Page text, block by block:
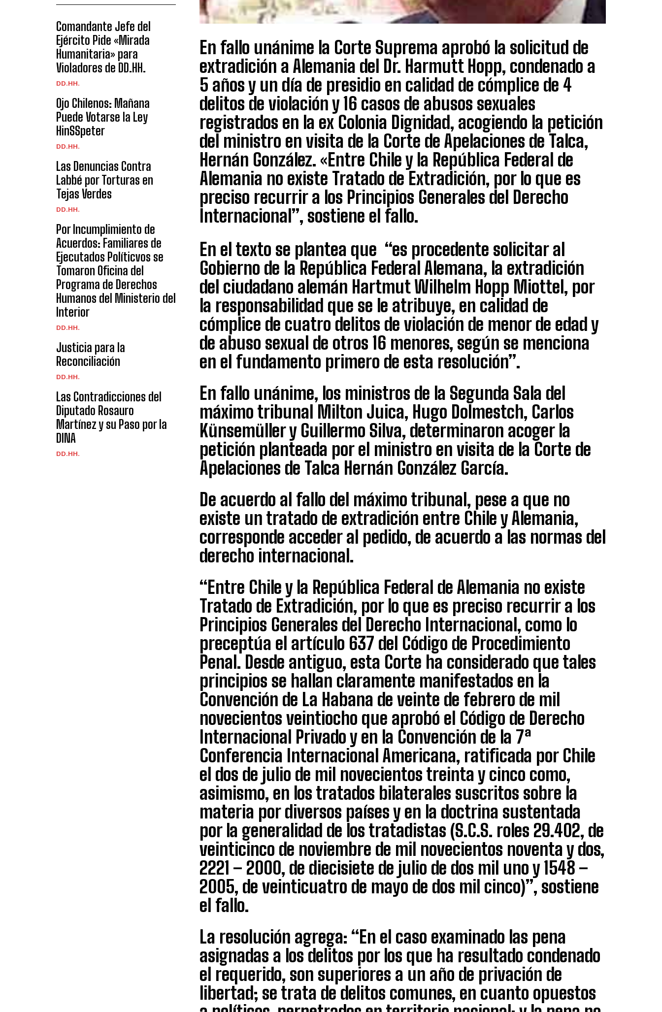
Comandante Jefe del
Ejército Pide «Mirada
Humanitaria» para
Violadores de DD.HH.
DD.HH.
Ojo Chilenos: Mañana
Puede Votarse la Ley
HinSSpeter
DD.HH.
Las Denuncias Contra
Labbé por Torturas en
Tejas Verdes
DD.HH.
Por Incumplimiento de
Acuerdos: Familiares de
Ejecutados Políticvos se
Tomaron Oficina del
Programa de Derechos
Humanos del Ministerio del
Interior
DD.HH.
Justicia para la
Reconciliación
DD.HH.
Las Contradicciones del
Diputado Rosauro
Martínez y su Paso por la
DINA
DD.HH.
En fallo unánime la Corte Suprema aprobó la solicitud de
extradición a Alemania del Dr. Harmutt Hopp, condenado a
5 años y un día de presidio en calidad de cómplice de 4
delitos de violación y 16 casos de abusos sexuales
registrados en la ex Colonia Dignidad, acogiendo la petición
del ministro en visita de la Corte de Apelaciones de Talca,
Hernán González. «Entre Chile y la República Federal de
Alemania no existe Tratado de Extradición, por lo que es
preciso recurrir a los Principios Generales del Derecho
Internacional”, sostiene el fallo.
En el texto se plantea que “es procedente solicitar al
Gobierno de la República Federal Alemana, la extradición
del ciudadano alemán Hartmut Wilhelm Hopp Miottel, por
la responsabilidad que se le atribuye, en calidad de
cómplice de cuatro delitos de violación de menor de edad y
de abuso sexual de otros 16 menores, según se menciona
en el fundamento primero de esta resolución”.
En fallo unánime, los ministros de la Segunda Sala del
máximo tribunal Milton Juica, Hugo Dolmestch, Carlos
Künsemüller y Guillermo Silva, determinaron acoger la
petición planteada por el ministro en visita de la Corte de
Apelaciones de Talca Hernán González García.
De acuerdo al fallo del máximo tribunal, pese a que no
existe un tratado de extradición entre Chile y Alemania,
corresponde acceder al pedido, de acuerdo a las normas del
derecho internacional.
“Entre Chile y la República Federal de Alemania no existe
Tratado de Extradición, por lo que es preciso recurrir a los
Principios Generales del Derecho Internacional, como lo
preceptúa el artículo 637 del Código de Procedimiento
Penal. Desde antiguo, esta Corte ha considerado que tales
principios se hallan claramente manifestados en la
Convención de La Habana de veinte de febrero de mil
novecientos veintiocho que aprobó el Código de Derecho
Internacional Privado y en la Convención de la 7ª
Conferencia Internacional Americana, ratificada por Chile
el dos de julio de mil novecientos treinta y cinco como,
asimismo, en los tratados bilaterales suscritos sobre la
materia por diversos países y en la doctrina sustentada
por la generalidad de los tratadistas (S.C.S. roles 29.402, de
veinticinco de noviembre de mil novecientos noventa y dos,
2221 – 2000, de diecisiete de julio de dos mil uno y 1548 –
2005, de veinticuatro de mayo de dos mil cinco)”, sostiene
el fallo.
La resolución agrega: “En el caso examinado las pena
asignadas a los delitos por los que ha resultado condenado
el requerido, son superiores a un año de privación de
libertad; se trata de delitos comunes, en cuanto opuestos